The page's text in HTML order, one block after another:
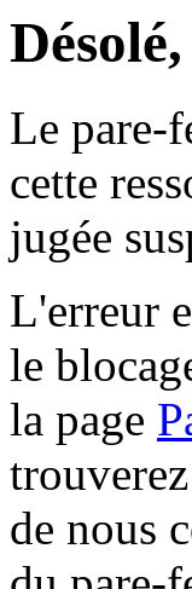
Le pare-
cette
jugée
L'erreur
le
la page
de nous